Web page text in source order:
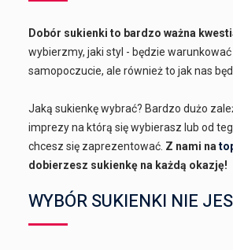
Dobór sukienki to bardzo ważna
wybierzmy, jaki styl - będzie
samopoczucie, ale również to jak nas
Jaką sukienkę wybrać? Bardzo dużo
imprezy na którą się wybierasz lub od
chcesz się zaprezentować. Z nami na
dobierzesz sukienkę na każdą okazję!
WYBÓR SUKIENKI NIE